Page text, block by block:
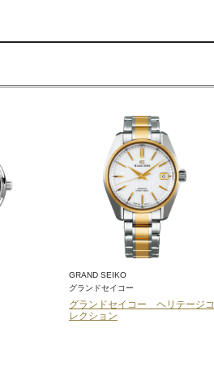
GRAND SEIKO
グランドセイコー
グランドセイコー ヘリテージコ
レクション